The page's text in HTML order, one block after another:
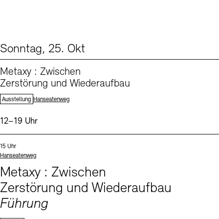
Sonntag, 25. Okt
Metaxy : Zwischen
Zerstörung und Wiederaufbau
Ausstellung
Standort: Hanseatenweg
Uhrzeit:
12–19 Uhr
Uhrzeit:
15 Uhr
Standort
Hanseatenweg
Metaxy : Zwischen
Zerstörung und Wiederaufbau
Führung